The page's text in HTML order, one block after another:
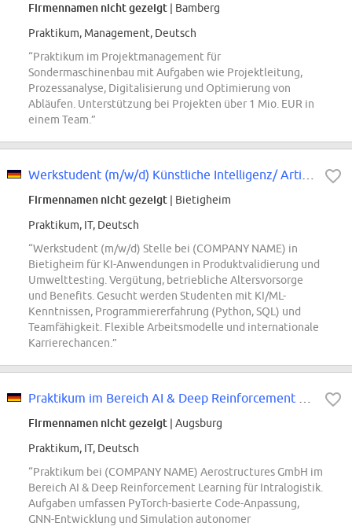
Firmennamen nicht gezeigt | Bamberg
Praktikum, Management, Deutsch
“Praktikum im Projektmanagement für
Sondermaschinenbau mit Aufgaben wie Projektleitung,
Prozessanalyse, Digitalisierung und Optimierung von
Abläufen. Unterstützung bei Projekten über 1 Mio. EUR in
einem Team.”
Firmennamen nicht gezeigt | Bietigheim
Praktikum, IT, Deutsch
“Werkstudent (m/w/d) Stelle bei (COMPANY NAME) in
Bietigheim für KI-Anwendungen in Produktvalidierung und
Umwelttesting. Vergütung, betriebliche Altersvorsorge
und Benefits. Gesucht werden Studenten mit KI/ML-
Kenntnissen, Programmiererfahrung (Python, SQL) und
Teamfähigkeit. Flexible Arbeitsmodelle und internationale
Karrierechancen.”
Firmennamen nicht gezeigt | Augsburg
Praktikum, IT, Deutsch
“Praktikum bei (COMPANY NAME) Aerostructures GmbH im
Bereich AI & Deep Reinforcement Learning für Intralogistik.
Aufgaben umfassen PyTorch-basierte Code-Anpassung,
GNN-Entwicklung und Simulation autonomer